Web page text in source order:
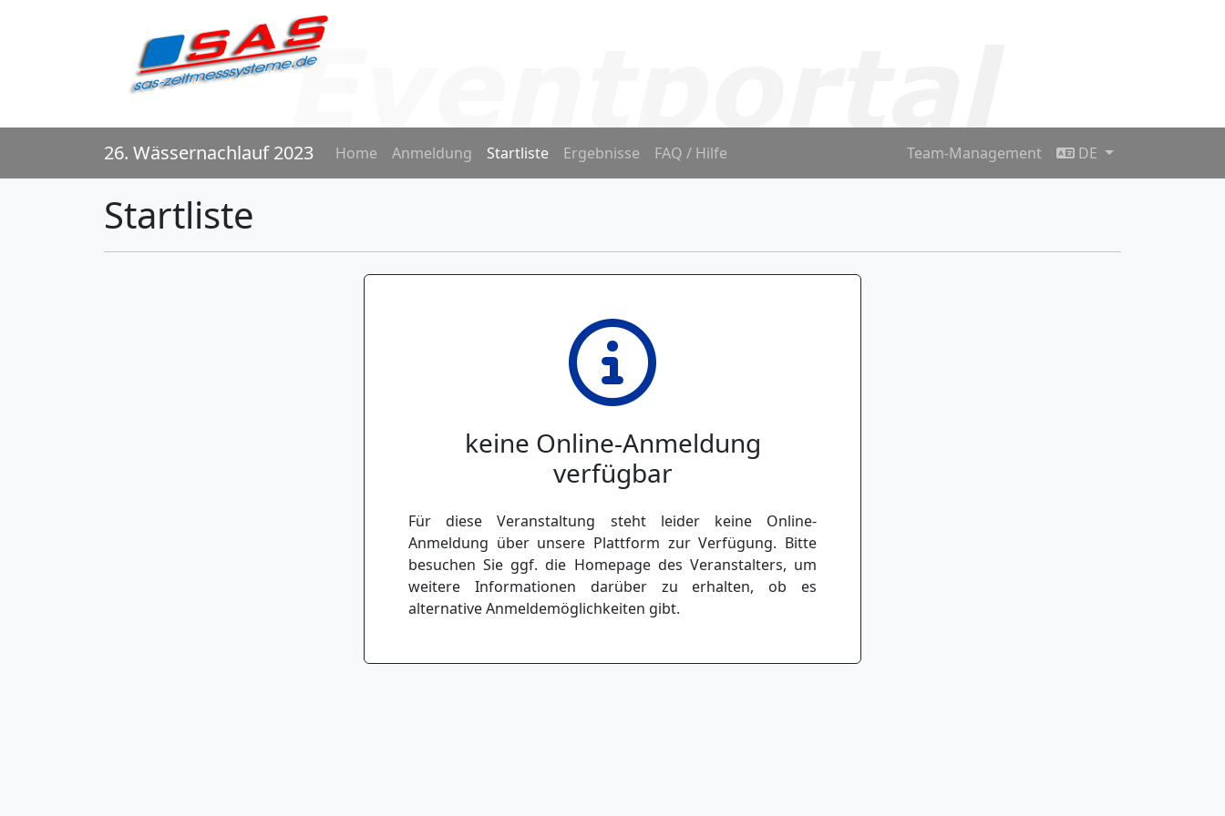
26. Wässernachlauf 2023 Home Anmeldung Startliste Ergebnisse FAQ / Hilfe Team-Management DE
Startliste
keine Online-Anmeldung
verfügbar
Für diese Veranstaltung steht leider keine Online-
Anmeldung über unsere Plattform zur Verfügung. Bitte
besuchen Sie ggf. die Homepage des Veranstalters, um
weitere Informationen darüber zu erhalten, ob es
alternative Anmeldemöglichkeiten gibt.